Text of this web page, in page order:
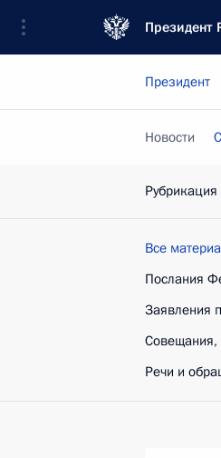
Президент
Президент
Новости
Все
Послания
Заявления
Совещания,
Речи и